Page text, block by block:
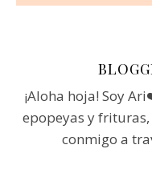
¡Aloha hoja! Soy
epopeyas y
conmigo a